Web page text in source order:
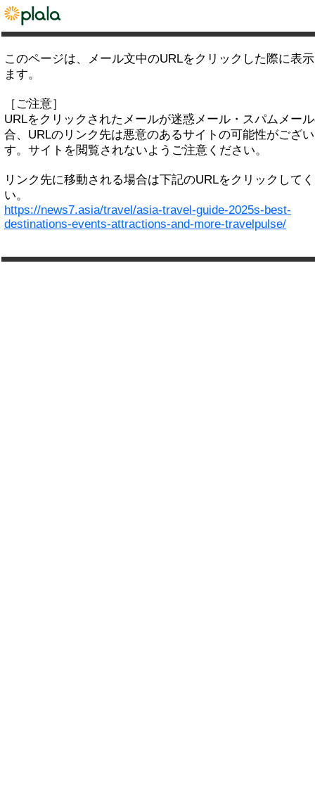
このページは、メール文中のURLをクリックした際に表
ます。
［ご注意］
URLをクリックされたメールが迷惑メール・スパムメー
合、URLのリンク先は悪意のあるサイトの可能性がござ
す。サイトを閲覧されないようご注意ください。
リンク先に移動される場合は下記のURLをクリックして
い。
https://news7.asia/travel/asia-travel-guide-2025s-best-
destinations-events-attractions-and-more-travelpulse/